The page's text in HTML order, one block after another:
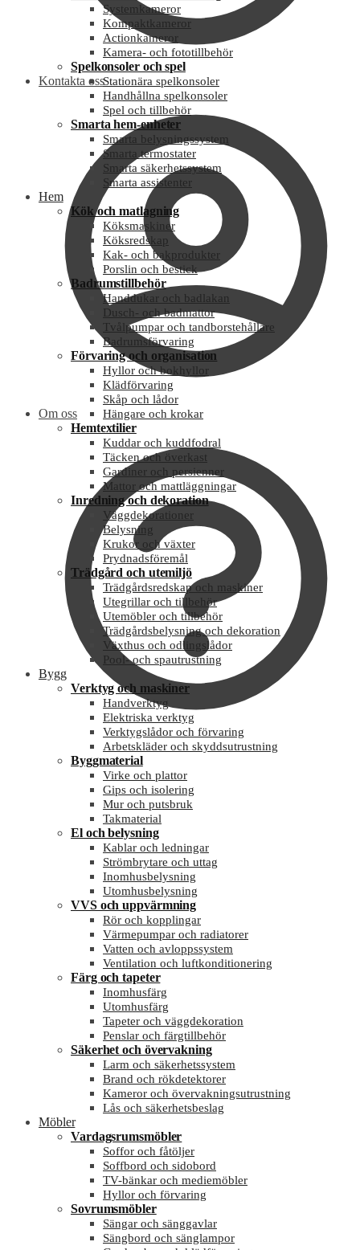
Kontakta oss
Om oss
Systemkameror
Kompaktkameror
Actionkameror
Kamera- och fototillbehör
Spelkonsoler och spel
Stationära spelkonsoler
Handhållna spelkonsoler
Spel och tillbehör
Smarta hem-enheter
Smarta belysningssystem
Smarta termostater
Smarta säkerhetssystem
Smarta assistenter
Hem
Kök och matlagning
Köksmaskiner
Köksredskap
Kak- och bakprodukter
Porslin och bestick
Badrumstillbehör
Handdukar och badlakan
Dusch- och badmattor
Tvålpumpar och tandborstehållare
Badrumsförvaring
Förvaring och organisation
Hyllor och bokhyllor
Klädförvaring
Skåp och lådor
Hängare och krokar
Hemtextilier
Kuddar och kuddfodral
Täcken och överkast
Gardiner och persienner
Mattor och mattläggningar
Inredning och dekoration
Väggdekorationer
Belysning
Krukor och växter
Prydnadsföremål
Trädgård och utemiljö
Trädgårdsredskap och maskiner
Utegrillar och tillbehör
Utemöbler och tillbehör
Trädgårdsbelysning och dekoration
Växthus och odlingslådor
Pool- och spautrustning
Bygg
Verktyg och maskiner
Handverktyg
Elektriska verktyg
Verktygslådor och förvaring
Arbetskläder och skyddsutrustning
Byggmaterial
Virke och plattor
Gips och isolering
Mur och putsbruk
Takmaterial
El och belysning
Kablar och ledningar
Strömbrytare och uttag
Inomhusbelysning
Utomhusbelysning
VVS och uppvärmning
Rör och kopplingar
Värmepumpar och radiatorer
Vatten och avloppssystem
Ventilation och luftkonditionering
Färg och tapeter
Inomhusfärg
Utomhusfärg
Tapeter och väggdekoration
Penslar och färgtillbehör
Säkerhet och övervakning
Larm och säkerhetssystem
Brand och rökdetektorer
Kameror och övervakningsutrustning
Lås och säkerhetsbeslag
Möbler
Vardagsrumsmöbler
Soffor och fåtöljer
Soffbord och sidobord
TV-bänkar och mediemöbler
Hyllor och förvaring
Sovrumsmöbler
Sängar och sänggavlar
Sängbord och sänglampor